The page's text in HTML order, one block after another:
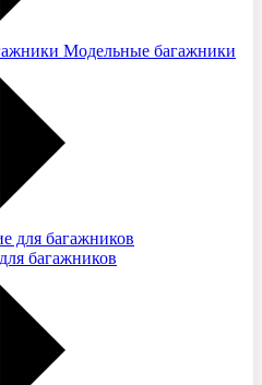
Модельные багажники
багажников